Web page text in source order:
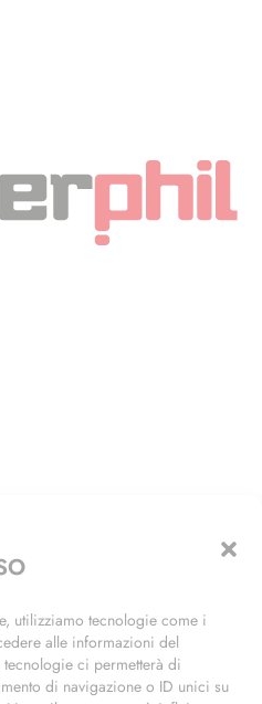
utilizziamo tecnologie come i
alle informazioni del
ci permetterà di
di navigazione o ID unici su
Sul Naviglio (MI)